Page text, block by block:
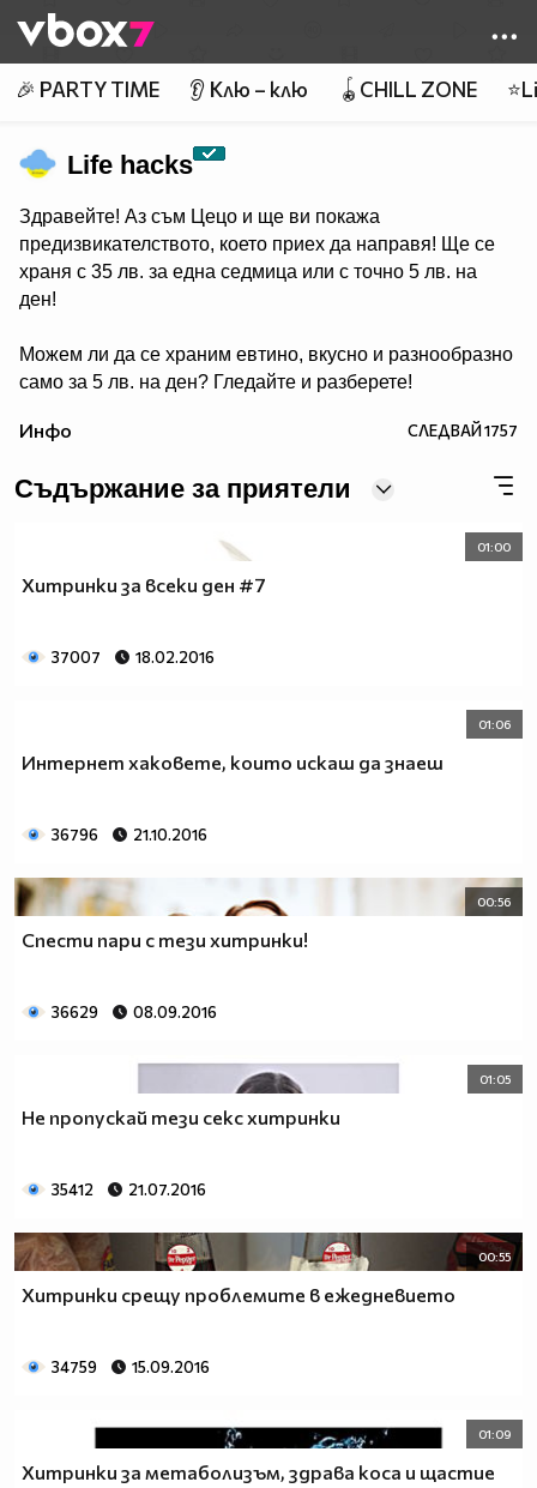
👾
🎉 PARTY TIME 👂 Клю – клю 🪀CHILL ZONE
Life hacks
Здравейте! Аз съм Цецо и ще ви покажа
предизвикателството, което приех да направя! Ще се
храня с 35 лв. за една седмица или с точно 5 лв. на
ден!
Можем ли да се храним евтино, вкусно и разнообразно
само за 5 лв. на ден? Гледайте и разберете!
Инфо СЛЕДВАЙ1757
Съдържание за приятели
01:00
Хитринки за всеки ден #7
37007 18.02.2016
01:06
Интернет хаковете, които искаш да знаеш
36796 21.10.2016
00:56
Спести пари с тези хитринки!
36629 08.09.2016
01:05
Не пропускай тези секс хитринки
35412 21.07.2016
00:55
Хитринки срещу проблемите в ежедневието
34759 15.09.2016
01:09
Хитринки за метаболизъм, здрава коса и щастие